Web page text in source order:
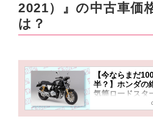
2021）』の中古車価
は？
【今ならまだ
半？】ホンダの
気筒ロードスタ
『CB1100RS』
うなら早めの決